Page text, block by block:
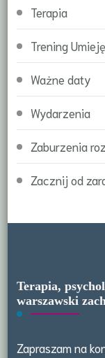
Terapia
Trening
Ważne daty
Wydarzenia
Zaburzenia
Zacznij od
Terapia,
warszawski
Zapraszam na